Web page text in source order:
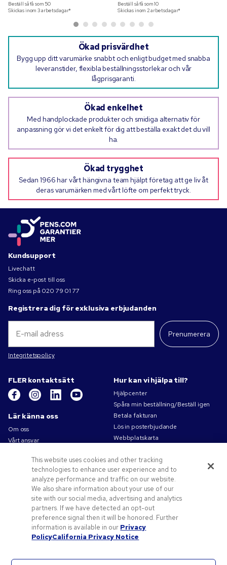
Beställ så få som 50
Skickas inom 3 arbetsdagar*
Beställ så få som10
Skickas inom 2 arbetsdagar*
Ökad prisvärdhet
Bygg upp ditt varumärke snabbt och enligt budget med snabba
leveranstider, flexibla beställningsstorlekar och vår
lågprisgaranti.
Ökad enkelhet
Med handplockade produkter och smidiga alternativ för
anpassning gör vi det enkelt för dig att beställa exakt det du vill
ha.
Ökad trygghet
Sedan 1966 har vårt hängivna team hjälpt företag att ge liv åt
deras varumärken med vårt löfte om perfekt tryck.
Kundsupport
Livechatt
Skicka e-post till oss
Ring oss på 020 79 01 77
Registrera dig för exklusiva erbjudanden
Prenumerera
Integritetspolicy
FLER kontaktsätt
Lär känna oss
Om oss
Vårt ansvar
Försäljningsvillkor
Karriärer på Pens.com
Erbjudanden och resurser
Profilprodukter
Kampanjkoder och kuponger
Konstverk tips
Hur kan vi hjälpa till?
Hjälpcenter
Spåra min beställning/Beställ igen
Betala fakturan
Lös in posterbjudande
Webbplatskarta
This website uses cookies and other tracking
technologies to enhance user experience and to
analyze performance and traffic on our website.
We also share information about your use of our
site with our social media, advertising and analytics
partners. If we have detected an opt-out
preference signal then it will be honored. Further
information is available in our Privacy
PolicyCalifornia Privacy Notice